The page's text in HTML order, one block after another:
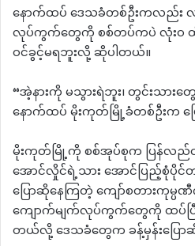
နောက်ထပ် ဒေသခံတစ်ဦးကလည်း
လုပ်ကွက်တွေကို စစ်တပ်ကပဲ လုံးဝ ထိ
ဝင်ခွင့်မရဘူးလို့ ဆိုပါတယ်။
“အဲ့နားကို မသွားရဲဘူး၊ တွင်းသား
နောက်ထပ် မိုးကုတ်မြို့ခံတစ်ဦးက ပ
မိုးကုတ်မြို့ကို စစ်အုပ်စုက ပြန်လည်ထိန်
အောင်လှိုင်ရဲ့သား အောင်ပြည့်စုံပို
ပြောဆိုနေကြတဲ့ ကျော်စတားကု
ကျောက်မျက်လုပ်ကွက်တွေကို ထပ်ပြီ
တယ်လို့ ဒေသခံတွေက ခန့်မှန်းပြော